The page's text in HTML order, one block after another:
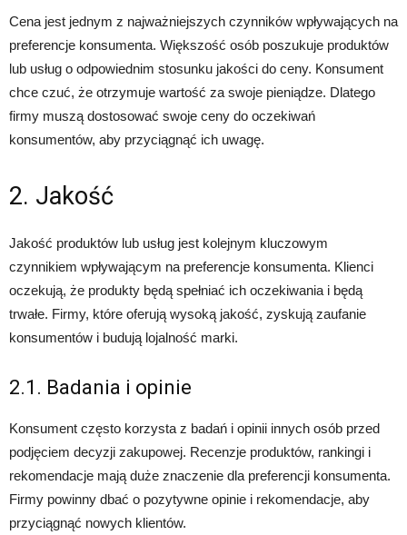
Cena jest jednym z najważniejszych czynników wpływających na
preferencje konsumenta. Większość osób poszukuje produktów
lub usług o odpowiednim stosunku jakości do ceny. Konsument
chce czuć, że otrzymuje wartość za swoje pieniądze. Dlatego
firmy muszą dostosować swoje ceny do oczekiwań
konsumentów, aby przyciągnąć ich uwagę.
2. Jakość
Jakość produktów lub usług jest kolejnym kluczowym
czynnikiem wpływającym na preferencje konsumenta. Klienci
oczekują, że produkty będą spełniać ich oczekiwania i będą
trwałe. Firmy, które oferują wysoką jakość, zyskują zaufanie
konsumentów i budują lojalność marki.
2.1. Badania i opinie
Konsument często korzysta z badań i opinii innych osób przed
podjęciem decyzji zakupowej. Recenzje produktów, rankingi i
rekomendacje mają duże znaczenie dla preferencji konsumenta.
Firmy powinny dbać o pozytywne opinie i rekomendacje, aby
przyciągnąć nowych klientów.